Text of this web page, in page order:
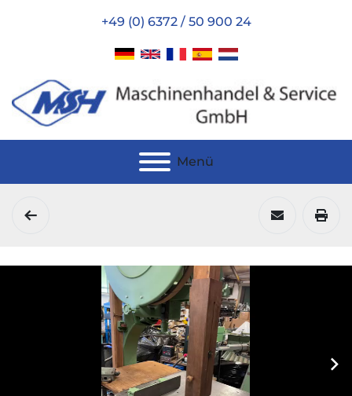
+49 (0) 6372 / 50 900 24
Menü